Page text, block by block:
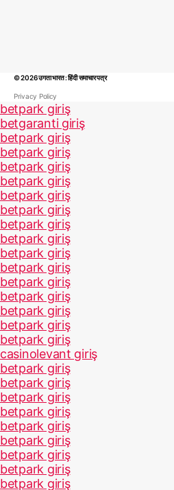
© 2026उगता भारत : हिंदी समाचार पत्र
Privacy Policy
betpark giriş
betgaranti giriş
betpark giriş
betpark giriş
betpark giriş
betpark giriş
betpark giriş
betpark giriş
betpark giriş
betpark giriş
betpark giriş
betpark giriş
betpark giriş
betpark giriş
betpark giriş
betpark giriş
betpark giriş
casinolevant giriş
betpark giriş
betpark giriş
betpark giriş
betpark giriş
betpark giriş
betpark giriş
betpark giriş
betpark giriş
betpark giriş